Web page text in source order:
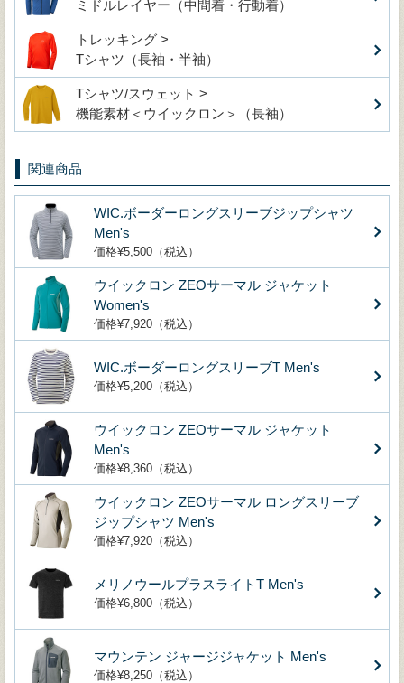
ミドルレイヤー（中間着・行動着）
トレッキング >
Tシャツ（長袖・半袖）
Tシャツ/スウェット >
機能素材＜ウイックロン＞（長袖）
関連商品
WIC.ボーダーロングスリーブジップシャツ
Men's
価格¥5,500（税込）
ウイックロン ZEOサーマル ジャケット
Women's
価格¥7,920（税込）
WIC.ボーダーロングスリーブT Men's
価格¥5,200（税込）
ウイックロン ZEOサーマル ジャケット
Men's
価格¥8,360（税込）
ウイックロン ZEOサーマル ロングスリーブ
ジップシャツ Men's
価格¥7,920（税込）
メリノウールプラスライトT Men's
価格¥6,800（税込）
マウンテン ジャージジャケット Men's
価格¥8,250（税込）